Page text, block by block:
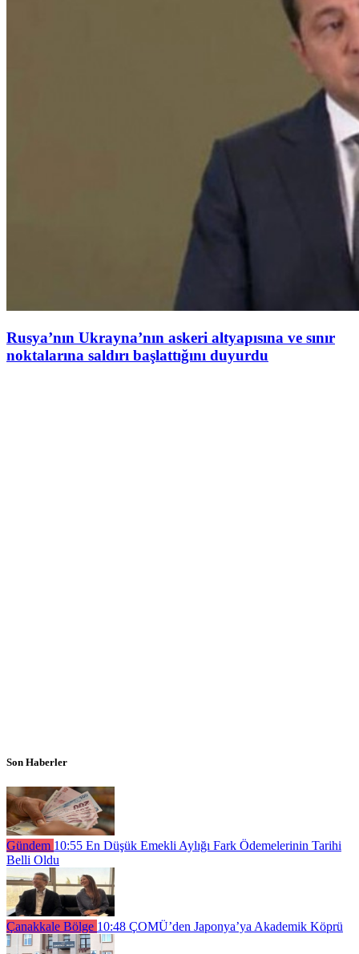
Rusya’nın Ukrayna’nın askeri altyapısına ve sınır
noktalarına saldırı başlattığını duyurdu
Son Haberler
Gündem 10:55 En Düşük Emekli Aylığı Fark Ödemelerinin Tarihi
Belli Oldu
Çanakkale Bölge 10:48 ÇOMÜ’den Japonya’ya Akademik Köprü